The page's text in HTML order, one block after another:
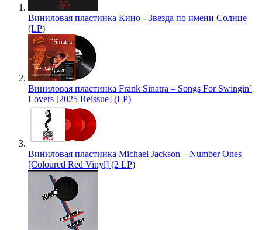
Виниловая пластинка Кино - Звезда по имени Солнце
(LP)
Виниловая пластинка Frank Sinatra – Songs For Swingin`
Lovers [2025 Reissue] (LP)
Виниловая пластинка Michael Jackson – Number Ones
[Coloured Red Vinyl] (2 LP)